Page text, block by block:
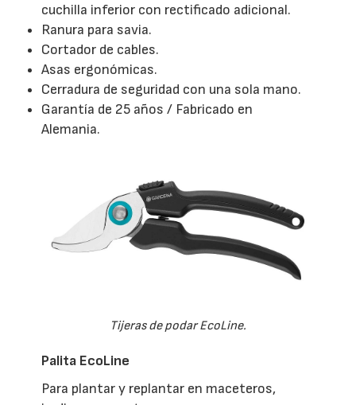
cuchilla inferior con rectificado adicional.
Ranura para savia.
Cortador de cables.
Asas ergonómicas.
Cerradura de seguridad con una sola mano.
Garantía de 25 años / Fabricado en
Alemania.
Tijeras de podar EcoLine.
Palita EcoLine
Para plantar y replantar en maceteros,